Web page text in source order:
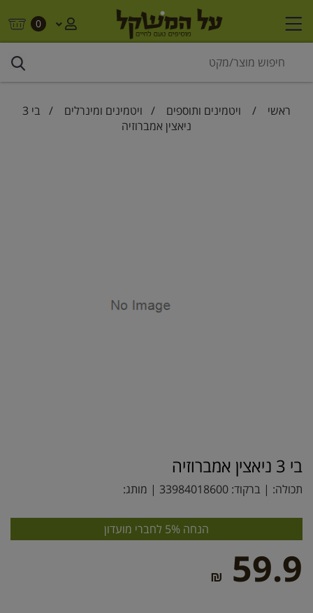
0
ראשי / ויטמינים ותוספים / ויטמינים ומינרלים
/ בי 3
ניאצין אמברוזיה
בי 3 ניאצין אמברוזיה
תכולה: | ברקוד: 33984018600 | מותג:
הנחה 5% לחברי מועדון
59.9
₪